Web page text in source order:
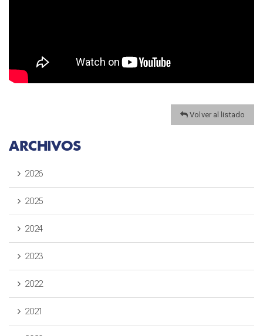
Volver al listado
ARCHIVOS
2026
2025
2024
2023
2022
2021